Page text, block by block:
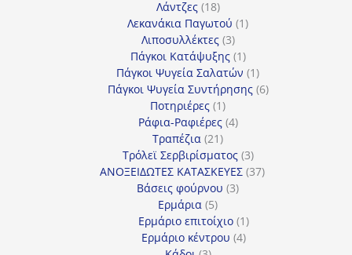
Λάντζες 1818
προϊόντα
Λεκανάκια Παγωτού 11
Λιποσυλλέκτες 33
προϊόντα
Πάγκοι Κατάψυξης 11
προϊόν
Πάγκοι Ψυγεία Σαλατών 11
προϊόν
Πάγκοι Ψυγεία Συντήρησης 66
Ποτηριέρες 11
προϊόν
Ράφια-Ραφιέρες 44
Τραπέζια 2121
προϊόντα
Τρόλεϊ Σερβιρίσματος 33
προϊόντα
ΑΝΟΞΕΙΔΩΤΕΣ ΚΑΤΑΣΚΕΥΕΣ 3737
Βάσεις φούρνου 33
Ερμάρια 55
προϊόντα
Ερμάριο επιτοίχιο 11
προϊόν
Ερμάριο κέντρου 44